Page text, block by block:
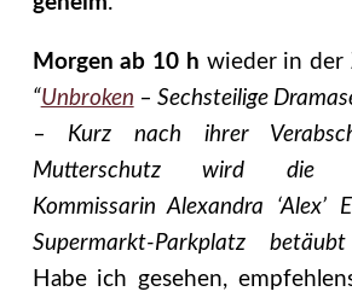
Morgen ab 10 h wieder in der
“Unbroken – Sechsteilige
– Kurz nach ihrer
Mutterschutz wird die
Kommissarin Alexandra ‘Alex’
Supermarkt-Parkplatz
Habe ich gesehen,